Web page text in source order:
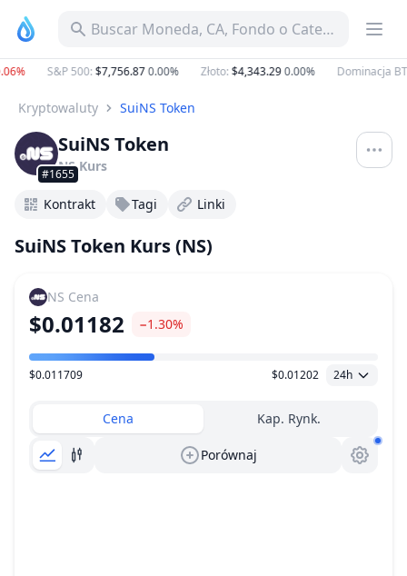
Buscar Moneda, CA, Fondo o Categoría
S&P 500:$7,756.870.00% Złoto:$4,343.290.00% Dominacja BTC
Kryptowaluty SuiNS Token
#1655
SuiNS Token
NS Kurs
Kontrakt Tagi Linki
SuiNS Token Kurs (NS)
NS Cena
$0.01182 −1.30%
Zakres Cen
$0.011709 $0.01202 24h
Cena Kap. Rynk.
Porównaj